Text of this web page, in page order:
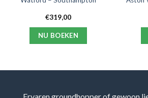
€319,00
NU BOEKEN